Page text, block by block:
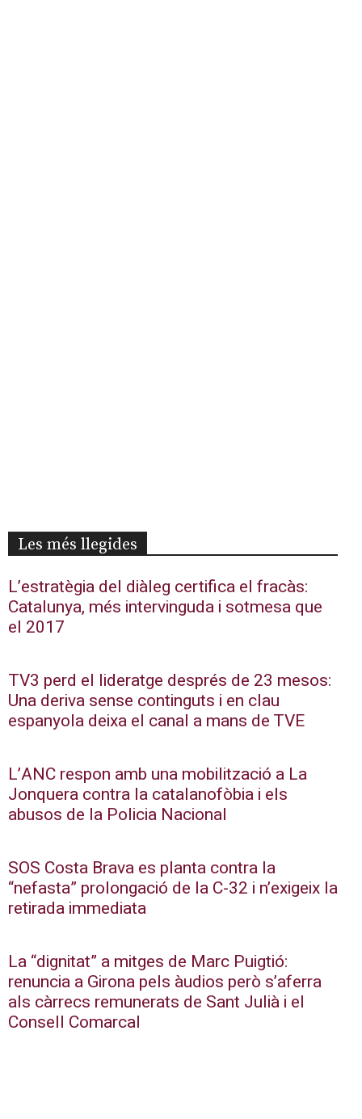
Les més llegides
L’estratègia del diàleg certifica el fracàs:
Catalunya, més intervinguda i sotmesa que
el 2017
TV3 perd el lideratge després de 23 mesos:
Una deriva sense continguts i en clau
espanyola deixa el canal a mans de TVE
L’ANC respon amb una mobilització a La
Jonquera contra la catalanofòbia i els
abusos de la Policia Nacional
SOS Costa Brava es planta contra la
“nefasta” prolongació de la C-32 i n’exigeix la
retirada immediata
La “dignitat” a mitges de Marc Puigtió:
renuncia a Girona pels àudios però s’aferra
als càrrecs remunerats de Sant Julià i el
Consell Comarcal